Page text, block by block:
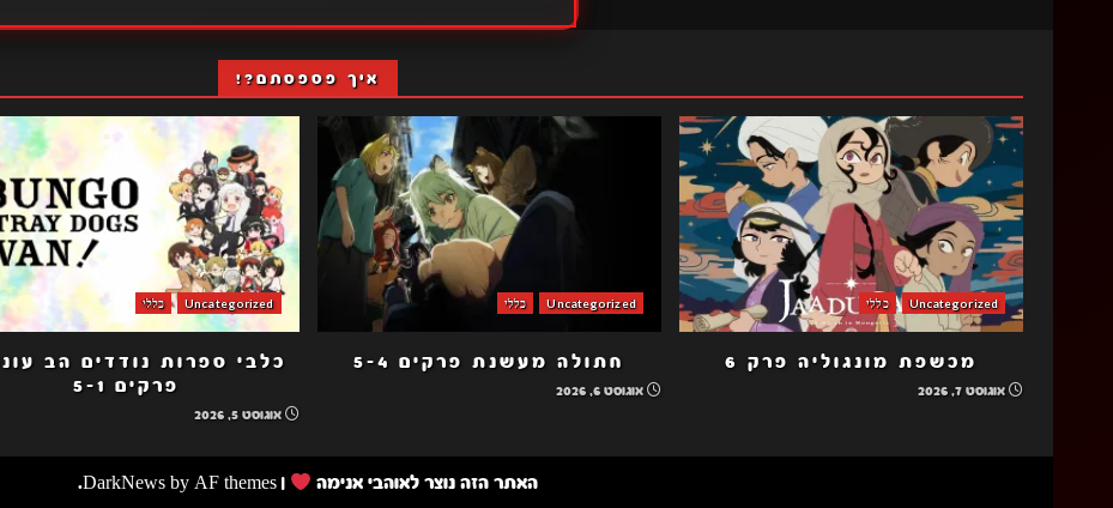
איך פספסתם?!
Uncategorized כללי
מכשפת מונגוליה פרק 6
אוגוסט 7, 2026
Uncategorized כללי
חתולה מעשנת פרקים 5-4
אוגוסט 6, 2026
Uncategorized כללי
פרקים 5-1
אוגוסט 5, 2026
האתר הזה נוצר לאוהבי אנימה |
DarkNewsby AF themes.